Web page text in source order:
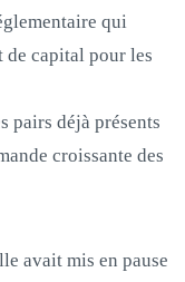
qui
de capital pour les
pairs déjà présents
croissante des
avait mis en pause